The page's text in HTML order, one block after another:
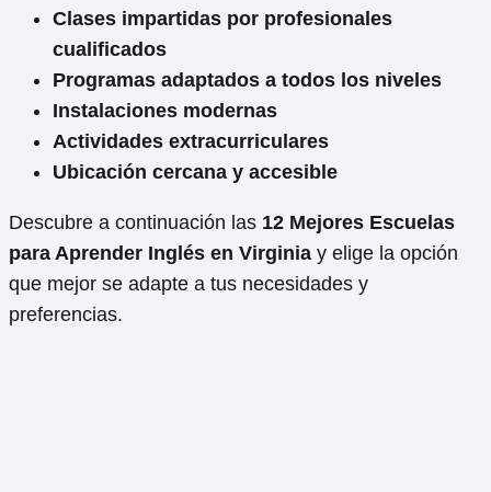
Clases impartidas por profesionales
cualificados
Programas adaptados a todos los niveles
Instalaciones modernas
Actividades extracurriculares
Ubicación cercana y accesible
Descubre a continuación las 12 Mejores Escuelas
para Aprender Inglés en Virginia y elige la opción
que mejor se adapte a tus necesidades y
preferencias.